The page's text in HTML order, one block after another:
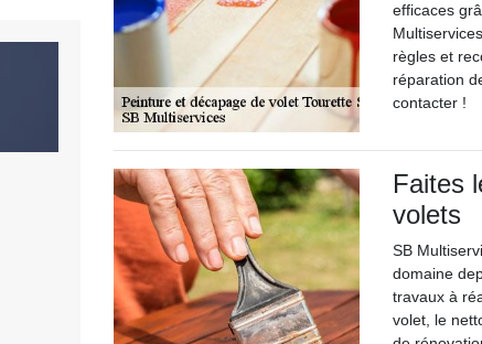
efficaces
règles et
réparation
contacter !
Faites
volets
SB
domaine
travaux à
volet, le